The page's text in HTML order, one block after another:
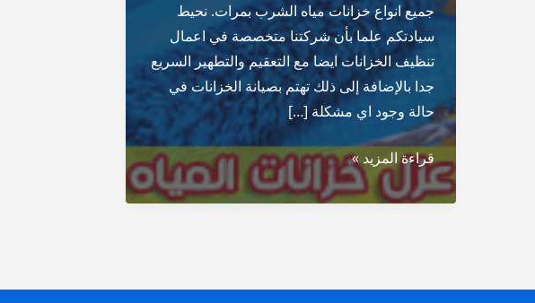
جميع انواع خزانات مياه الشرب بمرات. نحيط
سيادتكم علما بأن شركتنا متخصصة في اعمال
تنظيف الخزانات ايضا مع التعقيم والتطهير السريع
جدا بالإضافة إلى ذلك تهتم بصيانة الخزانات في
حالة وجود اي مشكلة […]
شركة
عزل
خزانات
قراءة المزيد »